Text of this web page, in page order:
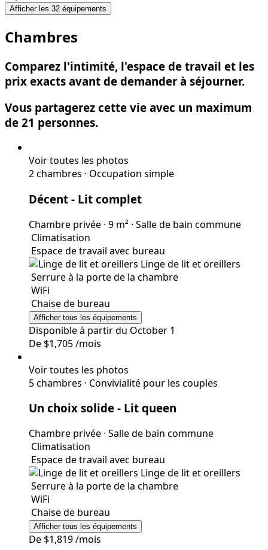
Afficher les 32 équipements
Chambres
Comparez l'intimité, l'espace de travail et les
prix exacts avant de demander à séjourner.
Vous partagerez cette vie avec un maximum
de 21 personnes.
Voir toutes les photos
2 chambres · Occupation simple
Décent - Lit complet
Chambre privée · 9 m² · Salle de bain commune
Climatisation
Espace de travail avec bureau
Linge de lit et oreillers
Serrure à la porte de la chambre
WiFi
Chaise de bureau
Afficher tous les équipements
Disponible à partir du October 1
De $1,705/mois
Voir toutes les photos
5 chambres · Convivialité pour les couples
Un choix solide - Lit queen
Chambre privée · Salle de bain commune
Climatisation
Espace de travail avec bureau
Linge de lit et oreillers
Serrure à la porte de la chambre
WiFi
Chaise de bureau
Afficher tous les équipements
De $1,819/mois